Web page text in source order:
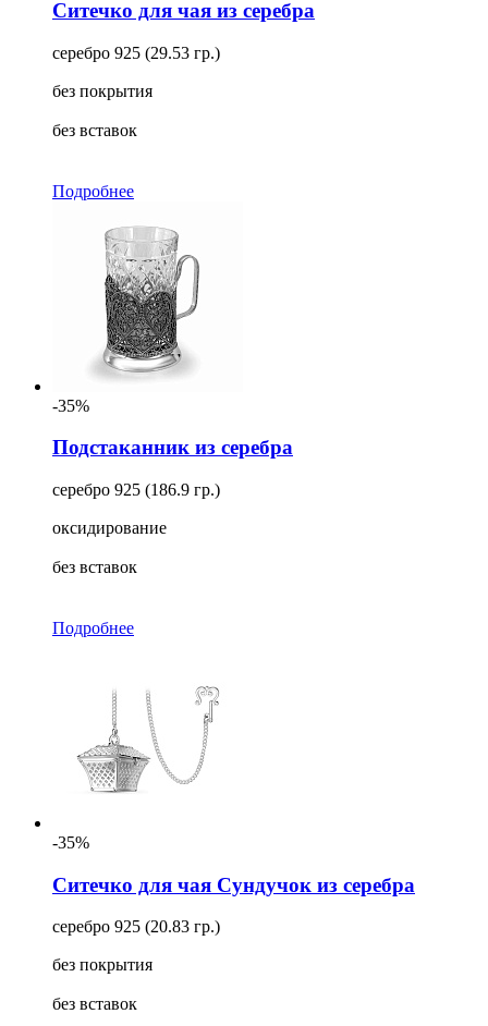
Ситечко для чая из серебра
серебро 925 (29.53 гр.)
без покрытия
без вставок
Подробнее
-35%
Подстаканник из серебра
серебро 925 (186.9 гр.)
оксидирование
без вставок
Подробнее
-35%
Ситечко для чая Сундучок из серебра
серебро 925 (20.83 гр.)
без покрытия
без вставок